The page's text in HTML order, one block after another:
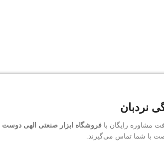
نردبان
مشاوره رایگان با فروشگاه ابزار صنعتی الهی دوست
با شما تماس می‌گیرند.